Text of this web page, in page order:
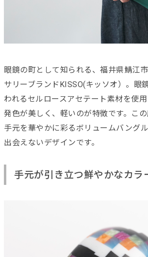
眼鏡の町として知られる、福井県鯖江
サリーブランドKISSO(キッソオ）。眼
われるセルロースアセテート素材を使用
発色が美しく、軽いのが特徴です。この
手元を華やかに彩るボリュームバング
出会えないデザインです。
手元が引き立つ鮮やかなカラ